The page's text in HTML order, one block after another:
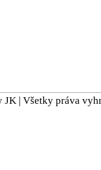
JK | Všetky práva